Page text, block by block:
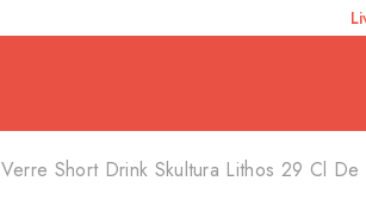
Verre Short Drink Skultura Lithos 29 Cl